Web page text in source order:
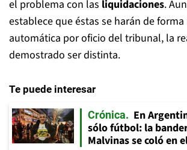
el problema con las liquidaciones.
establece que éstas se harán de
automática por oficio del tribunal, la
demostrado ser distinta.
Te puede interesar
Crónica
En
sólo fútbol: la
Malvinas se coló en